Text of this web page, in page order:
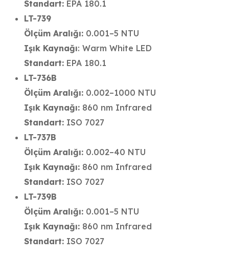
Standart: EPA 180.1
LT-739
Ölçüm Aralığı: 0.001–5 NTU
Işık Kaynağı: Warm White LED
Standart: EPA 180.1
LT-736B
Ölçüm Aralığı: 0.002–1000 NTU
Işık Kaynağı: 860 nm Infrared
Standart: ISO 7027
LT-737B
Ölçüm Aralığı: 0.002–40 NTU
Işık Kaynağı: 860 nm Infrared
Standart: ISO 7027
LT-739B
Ölçüm Aralığı: 0.001–5 NTU
Işık Kaynağı: 860 nm Infrared
Standart: ISO 7027